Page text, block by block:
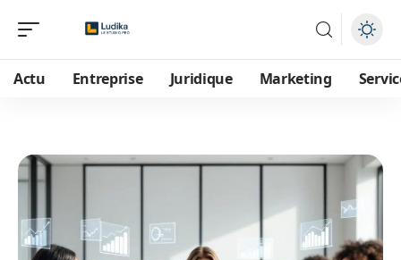
Actu Entreprise Juridique Marketing